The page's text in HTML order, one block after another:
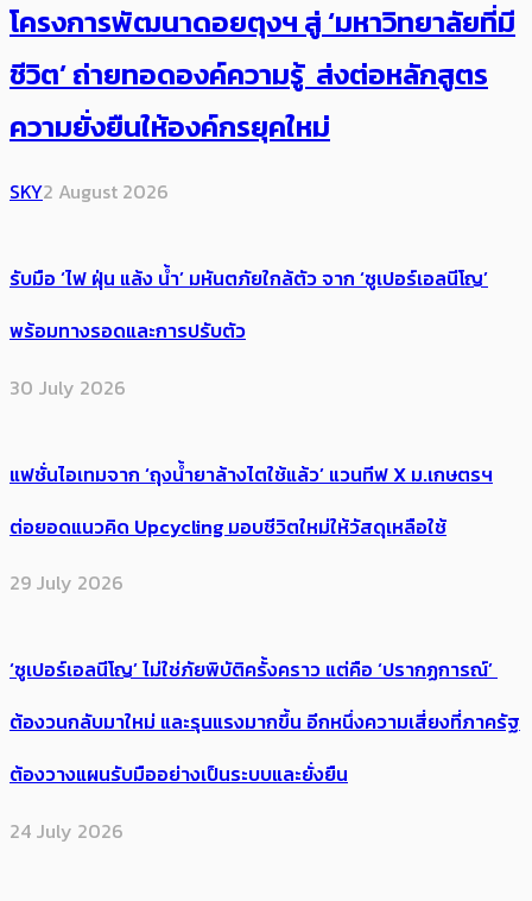
โครงการพัฒนาดอยตุงฯ สู่ ‘มหาวิทยาลัยที่มี
ชีวิต’ ถ่ายทอดองค์ความรู้ ส่งต่อหลักสูตร
ความยั่งยืนให้องค์กรยุคใหม่
SKY2 August 2026
รับมือ ‘ไฟ ฝุ่น แล้ง น้ำ’ มหันตภัยใกล้ตัว จาก ‘ซูเปอร์เอลนีโญ’
พร้อมทางรอดและการปรับตัว
30 July 2026
แฟชั่นไอเทมจาก ‘ถุงน้ำยาล้างไตใช้แล้ว’ แวนทีฟ X ม.เกษตรฯ
ต่อยอดแนวคิด Upcycling มอบชีวิตใหม่ให้วัสดุเหลือใช้
29 July 2026
‘ซูเปอร์เอลนีโญ’ ไม่ใช่ภัยพิบัติครั้งคราว แต่คือ ‘ปรากฏการณ์’ ​
ต้อง​วนกลับมาใหม่ และรุนแรงมากขึ้น อีกหนึ่งความเสี่ยงที่ภาครัฐ
ต้องวางแผนรับมืออย่างเป็นระบบและยั่งยืน
24 July 2026